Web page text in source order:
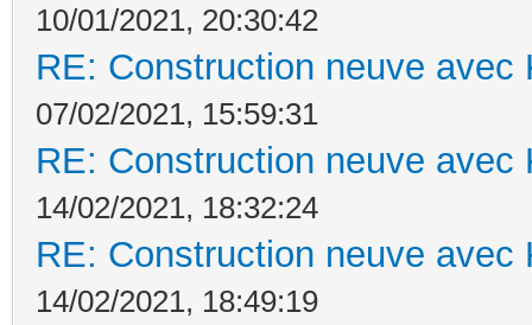
10/01/2021, 20:30:42
RE: Construction neuve avec
07/02/2021, 15:59:31
RE: Construction neuve avec
14/02/2021, 18:32:24
RE: Construction neuve avec
14/02/2021, 18:49:19